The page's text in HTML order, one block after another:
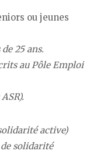
ou jeunes
25 ans.
au Pôle Emploi
active)
solidarité